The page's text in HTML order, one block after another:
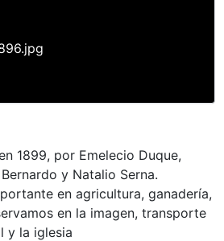
1899, por Emelecio Duque,
y Natalio Serna.
en agricultura, ganadería,
en la imagen, transporte
y la iglesia